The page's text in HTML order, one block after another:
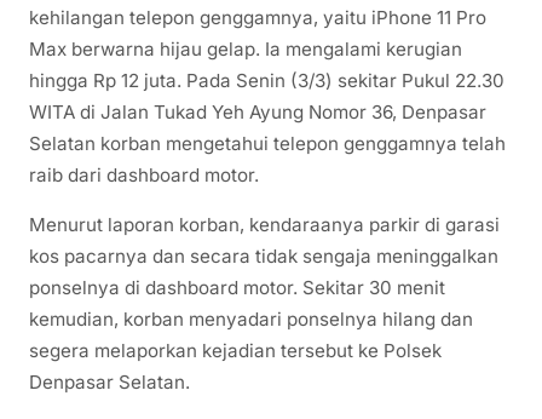
kehilangan telepon genggamnya, yaitu iPhone 11 Pro
Max berwarna hijau gelap. Ia mengalami kerugian
hingga Rp 12 juta. Pada Senin (3/3) sekitar Pukul 22.30
WITA di Jalan Tukad Yeh Ayung Nomor 36, Denpasar
Selatan korban mengetahui telepon genggamnya telah
raib dari dashboard motor.
Menurut laporan korban, kendaraanya parkir di garasi
kos pacarnya dan secara tidak sengaja meninggalkan
ponselnya di dashboard motor. Sekitar 30 menit
kemudian, korban menyadari ponselnya hilang dan
segera melaporkan kejadian tersebut ke Polsek
Denpasar Selatan.